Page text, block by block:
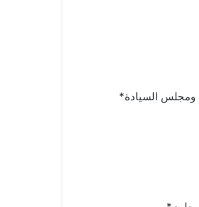
ومجلس السيادة*